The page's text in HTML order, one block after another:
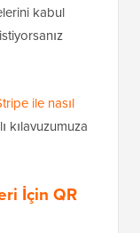
kabul
ile nasıl
kılavuzumuza
İçin QR